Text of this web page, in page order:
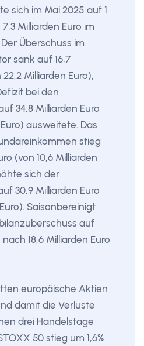
sich im Mai 2025 auf 1
Milliarden Euro im
Überschuss im
sank auf 16,7
Milliarden Euro),
bei den
34,8 Milliarden Euro
ausweitete. Das
stieg
(von 10,6 Milliarden
sich der
30,9 Milliarden Euro
Saisonbereinigt
auf
18,6 Milliarden Euro
europäische Aktien
damit die Verluste
drei Handelstage
50 stieg um 1,6%